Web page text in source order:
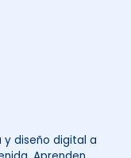
y diseño digital a